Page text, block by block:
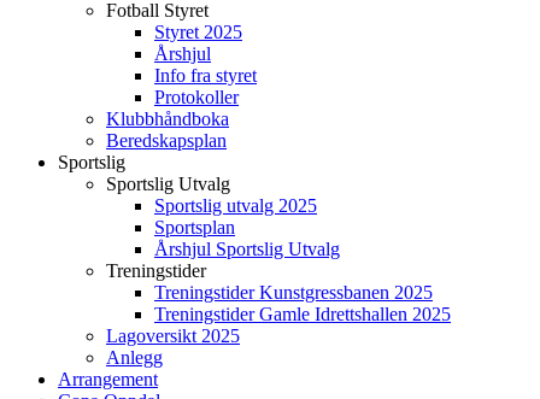
Fotball Styret
Styret 2025
Årshjul
Info fra styret
Protokoller
Klubbhåndboka
Beredskapsplan
Sportslig
Sportslig Utvalg
Sportslig utvalg 2025
Sportsplan
Årshjul Sportslig Utvalg
Treningstider
Treningstider Kunstgressbanen 2025
Treningstider Gamle Idrettshallen 2025
Lagoversikt 2025
Anlegg
Arrangement